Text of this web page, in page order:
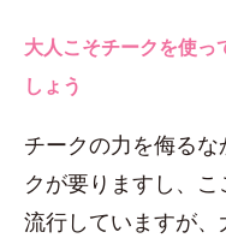
大人こそチークを使っ
しょう
チークの力を侮る
クが要りますし、
流行していますが